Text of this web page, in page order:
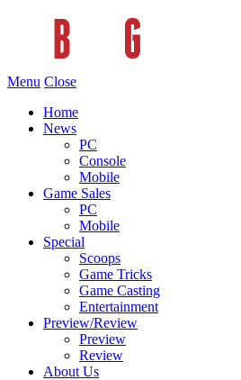
Menu Close
Home
News
PC
Console
Mobile
Game Sales
PC
Mobile
Special
Scoops
Game Tricks
Game Casting
Entertainment
Preview/Review
Preview
Review
About Us